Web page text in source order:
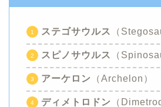
ステゴサウルス （
スピノサウルス （
アーケロン （Archelon）
ディメトロドン （